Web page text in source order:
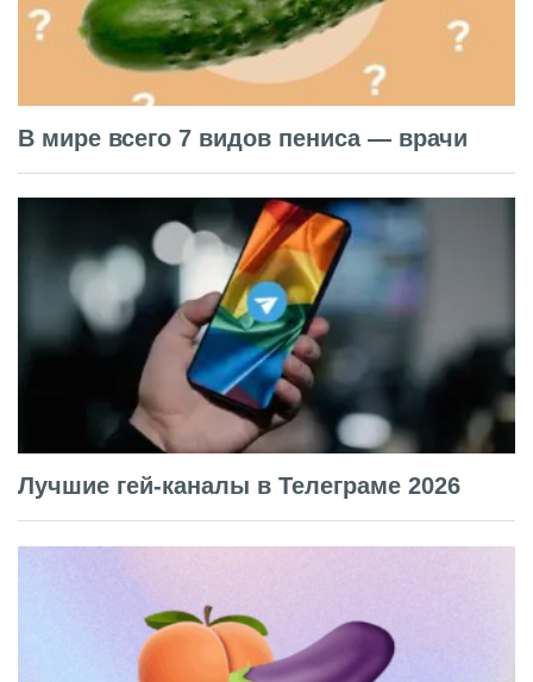
В мире всего 7 видов пениса — врачи
Лучшие гей-каналы в Телеграме 2026